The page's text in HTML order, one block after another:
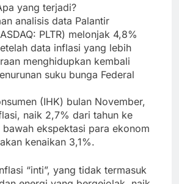
yang terjadi?
analisis data Palantir
PLTR) melonjak 4,8%
data inflasi yang lebih
menghidupkan kembali
suku bunga Federal
(IHK) bulan November,
naik 2,7% dari tahun ke
ekspektasi para ekonom
kenaikan 3,1%.
“inti”, yang tidak termasuk